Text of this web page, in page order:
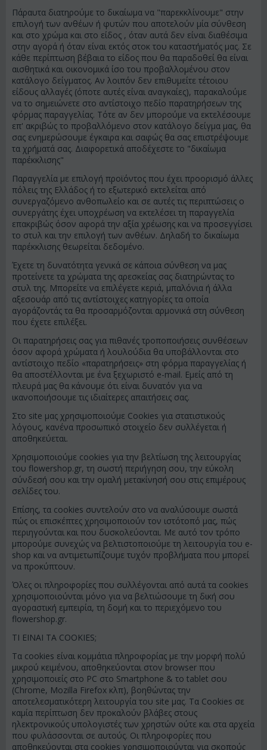
Πάραυτα διατηρούμε το δικαίωμα να "παρεκκλίνουμε" στην
επιλογή των ανθέων ή φυτών που αποτελούν μία σύνθεση
και στο χρώμα και στο είδος , όταν αυτά δεν είναι διαθέσιμα
στην αγορά ή όταν είναι εκτός στοκ του καταστήματός μας. Σε
κάθε περίπτωση βέβαια το είδος που θα παραδοθεί θα είναι
αισθητικά και οικονομικά ίσο του προβαλλομένου στον
κατάλογο δείγματος. Αν λοιπόν δεν επιθυμείτε τέτοιου
είδους αλλαγές (όποτε αυτές είναι αναγκαίες), παρακαλούμε
να το σημειώνετε στο αντίστοιχο πεδίο παρατηρήσεων της
φόρμας παραγγελίας. Τότε αν δεν μπορούμε να εκτελέσουμε
επ' ακριβώς το προβαλλόμενο στον κατάλογο δείγμα μας, θα
σας ενημερώσουμε έγκαιρα και σαφώς θα σας επιστρέψουμε
τα χρήματά σας. Διαφορετικά αποδέχεστε το "δικαίωμα
παρέκκλισης"
Παραγγελία με επιλογή προϊόντος που έχει προορισμό άλλες
πόλεις της Ελλάδος ή το εξωτερικό εκτελείται από
συνεργαζόμενο ανθοπωλείο και σε αυτές τις περιπτώσεις ο
συνεργάτης έχει υποχρέωση να εκτελέσει τη παραγγελία
επακριβώς όσον αφορά την αξία χρέωσης και να προσεγγίσει
το στυλ και την επιλογή των ανθέων. Δηλαδή το δικαίωμα
παρέκκλισης θεωρείται δεδομένο.
Έχετε τη δυνατότητα γενικά σε κάποια σύνθεση να μας
προτείνετε τα χρώματα της αρεσκείας σας διατηρώντας το
στυλ της. Μπορείτε να επιλέγετε κεριά, μπαλόνια ή άλλα
αξεσουάρ από τις αντίστοιχες κατηγορίες τα οποία
αγοράζοντάς τα θα προσαρμόζονται αρμονικά στη σύνθεση
που έχετε επιλέξει.
Οι παρατηρήσεις σας για πιθανές τροποποιήσεις συνθέσεων
όσον αφορά χρώματα ή λουλούδια θα υποβάλλονται στο
αντίστοιχο πεδίο «παρατηρήσεις» στη φόρμα παραγγελίας ή
θα αποστέλλονται με ένα ξεχωριστό e-mail. Εμείς από τη
πλευρά μας θα κάνουμε ότι είναι δυνατόν για να
ικανοποιήσουμε τις ιδιαίτερες απαιτήσεις σας.
Στο site μας χρησιμοποιούμε Cookies για στατιστικούς
λόγους, κανένα προσωπικό στοιχείο δεν συλλέγεται ή
αποθηκεύεται.
Χρησιμοποιούμε cookies για την βελτίωση της λειτουργίας
του flowershop.gr, τη σωστή περιήγηση σου, την εύκολη
σύνδεσή σου και την ομαλή μετακίνησή σου στις επιμέρους
σελίδες του.
Επίσης, τα cookies συντελούν στο να αναλύσουμε σωστά
πώς οι επισκέπτες χρησιμοποιούν τον ιστότοπό μας, πώς
περιηγούνται και που δυσκολεύονται. Με αυτό τον τρόπο
μπορούμε συνεχώς να βελτιστοποιούμε τη λειτουργία του e-
shop και να αντιμετωπίζουμε τυχόν προβλήματα που μπορεί
να προκύπτουν.
Όλες οι πληροφορίες που συλλέγονται από αυτά τα cookies
χρησιμοποιούνται μόνο για να βελτιώσουμε τη δική σου
αγοραστική εμπειρία, τη δομή και το περιεχόμενο του
flowershop.gr.
ΤΙ ΕΙΝΑΙ ΤΑ COOKIES;
Τα cookies είναι κομμάτια πληροφορίας με την μορφή πολύ
μικρού κειμένου, αποθηκεύονται στον browser που
χρησιμοποιείς στο PC στο Smartphone & το tablet σου
(Chrome, Mozilla Firefox κλπ), βοηθώντας την
αποτελεσματικότερη λειτουργία του site μας. Τα Cookies σε
καμία περίπτωση δεν προκαλούν βλάβες στους
ηλεκτρονικούς υπολογιστές των χρηστών ούτε και στα αρχεία
που φυλάσσονται σε αυτούς. Οι πληροφορίες που
αποθηκεύονται στα cookies χρησιμοποιούνται για σκοπούς